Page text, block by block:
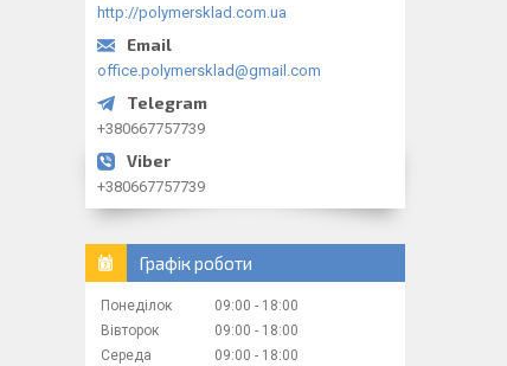
http://polymersklad.com.ua
office.polymersklad@gmail.com
+380667757739
+380667757739
Графік роботи
Понеділок 09:00
18:00
Вівторок
09:00
18:00
Середа
09:00 18:00